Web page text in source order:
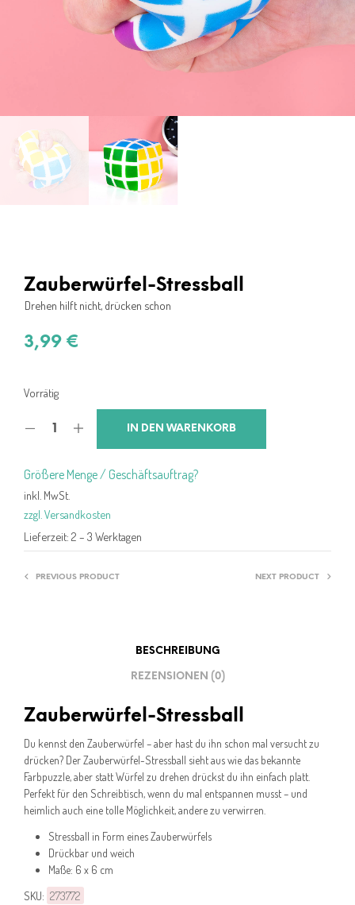
Zauberwürfel-Stressball
Drehen hilft nicht, drücken schon
3,99 €
Vorrätig
IN DEN WARENKORB
Größere Menge / Geschäftsauftrag?
inkl. MwSt.
zzgl. Versandkosten
Lieferzeit: 2 – 3 Werktagen
PREVIOUS PRODUCT NEXT PRODUCT
BESCHREIBUNG
REZENSIONEN (0)
Zauberwürfel-Stressball
Du kennst den Zauberwürfel – aber hast du ihn schon mal versucht zu
drücken? Der Zauberwürfel-Stressball sieht aus wie das bekannte
Farbpuzzle, aber statt Würfel zu drehen drückst du ihn einfach platt.
Perfekt für den Schreibtisch, wenn du mal entspannen musst – und
heimlich auch eine tolle Möglichkeit, andere zu verwirren.
Stressball in Form eines Zauberwürfels
Drückbar und weich
Maße: 6 x 6 cm
SKU: 273772